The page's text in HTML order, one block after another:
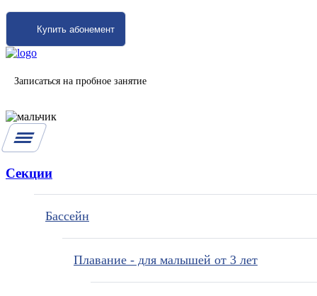
Купить абонемент
Записаться на пробное занятие
Секции
Бассейн
Плавание - для малышей от 3 лет